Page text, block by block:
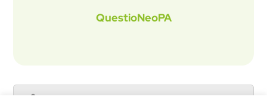
QuestioNeoPA